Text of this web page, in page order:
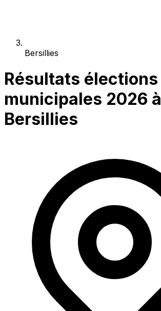
Bersillies
Résultats élections
municipales 2026 à
Bersillies